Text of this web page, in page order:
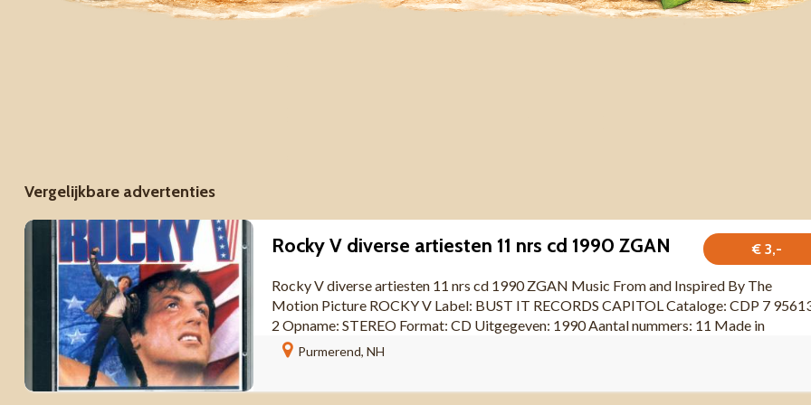
Vergelijkbare advertenties
€ 3,-
Rocky V diverse artiesten 11 nrs cd 1990 ZGAN
Rocky V diverse artiesten 11 nrs cd 1990 ZGAN Music From and Inspired By The
Motion Picture ROCKY V Label: BUST IT RECORDS CAPITOL Cataloge: CDP 7
2 Opname: STEREO Format: CD Uitgegeven: 1990 Aantal nummers: 11 Made in
HOLLAND ...
Purmerend, NH